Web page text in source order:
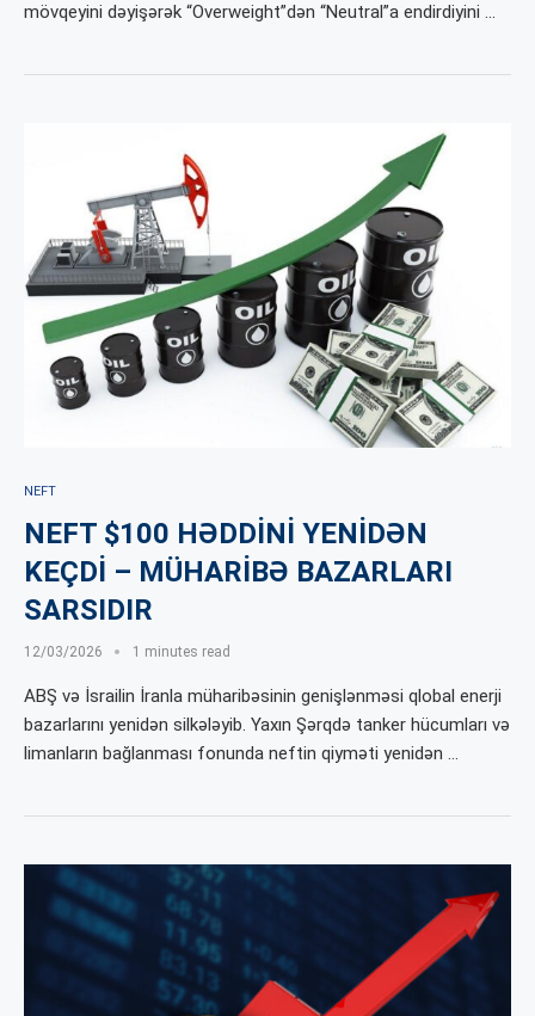
mövqeyini dəyişərək “Overweight”dən “Neutral”a endirdiyini …
NEFT
NEFT $100 HƏDDİNİ YENİDƏN
KEÇDİ – MÜHARİBƏ BAZARLARI
SARSIDIR
12/03/2026 1 minutes read
ABŞ və İsrailin İranla müharibəsinin genişlənməsi qlobal enerji
bazarlarını yenidən silkələyib. Yaxın Şərqdə tanker hücumları və
limanların bağlanması fonunda neftin qiyməti yenidən …